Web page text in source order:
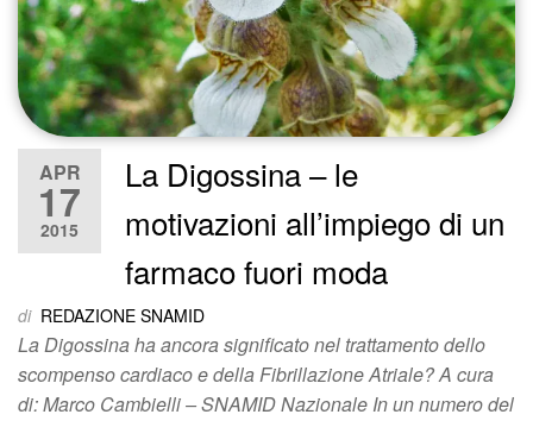
APR
17
2015
La Digossina – le
motivazioni all’impiego di un
farmaco fuori moda
di REDAZIONE SNAMID
La Digossina ha ancora significato nel trattamento dello
scompenso cardiaco e della Fibrillazione Atriale? A cura
di: Marco Cambielli – SNAMID Nazionale In un numero del